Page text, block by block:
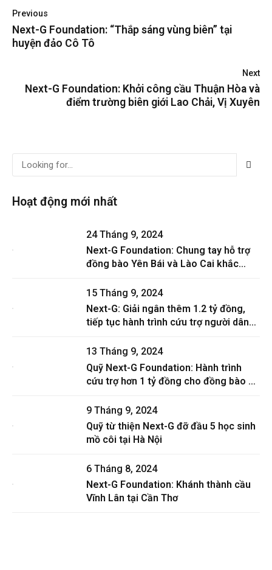
Previous
Next-G Foundation: “Thắp sáng vùng biên” tại
huyện đảo Cô Tô
Next
Next-G Foundation: Khởi công cầu Thuận Hòa và
điểm trường biên giới Lao Chải, Vị Xuyên
Hoạt động mới nhất
24 Tháng 9, 2024
Next-G Foundation: Chung tay hỗ trợ
đồng bào Yên Bái và Lào Cai khắc
15 Tháng 9, 2024
Next-G: Giải ngân thêm 1.2 tỷ đồng,
tiếp tục hành trình cứu trợ người dân
13 Tháng 9, 2024
Quỹ Next-G Foundation: Hành trình
cứu trợ hơn 1 tỷ đồng cho đồng bào bị
9 Tháng 9, 2024
Quỹ từ thiện Next-G đỡ đầu 5 học sinh
mồ côi tại Hà Nội
6 Tháng 8, 2024
Next-G Foundation: Khánh thành cầu
Vĩnh Lân tại Cần Thơ